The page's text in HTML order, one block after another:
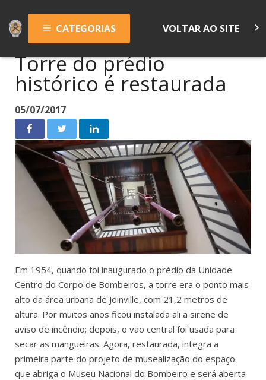
menu CATEGORIAS VOLTAR AO SITE keyboard_arrow_right
Torre do prédio
histórico é restaurada
05/07/2017
Em 1954, quando foi inaugurado o prédio da Unidade
Centro do Corpo de Bombeiros, a torre era o ponto mais
alto da área urbana de Joinville, com 21,2 metros de
altura. Por muitos anos ficou instalada ali a sirene de
aviso de incêndio; depois, o vão central foi usada para
secar as mangueiras. Agora, restaurada, integra a
primeira parte do projeto de musealização do espaço
que abriga o Museu Nacional do Bombeiro e será aberta